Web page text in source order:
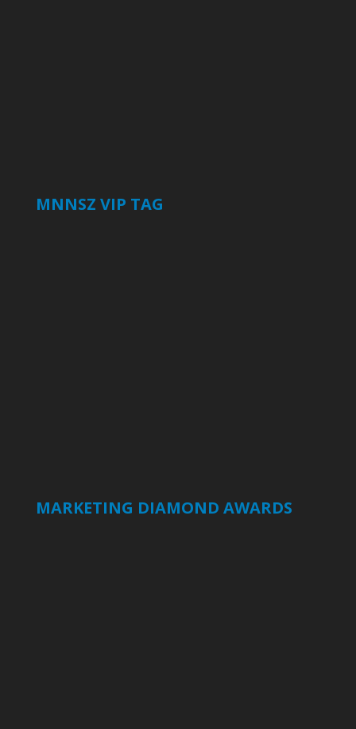
MNNSZ VIP TAG
MARKETING DIAMOND AWARDS